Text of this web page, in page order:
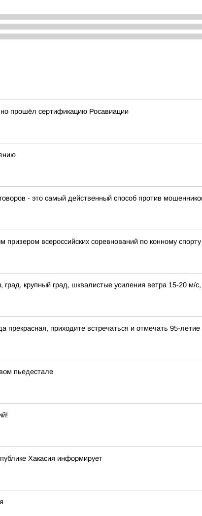
прошёл сертификацию Росавиации
- это самый действенный способ против
всероссийских соревнований по конному
крупный град, шквалистые усиления ветра 15-20
прекрасная, приходите встречаться и отмечать 95-
пьедестале
Хакасия информирует